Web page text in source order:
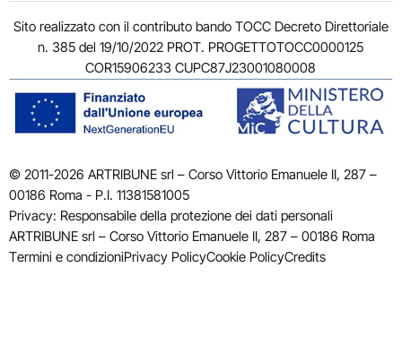
Sito realizzato con il contributo bando TOCC Decreto Direttoriale
n. 385 del 19/10/2022 PROT. PROGETTOTOCC0000125
COR15906233 CUPC87J23001080008
© 2011-2026 ARTRIBUNE srl – Corso Vittorio Emanuele II, 287 –
00186 Roma - P.I. 11381581005
Privacy: Responsabile della protezione dei dati personali
ARTRIBUNE srl – Corso Vittorio Emanuele II, 287 – 00186 Roma
Termini e condizioniPrivacy PolicyCookie PolicyCredits